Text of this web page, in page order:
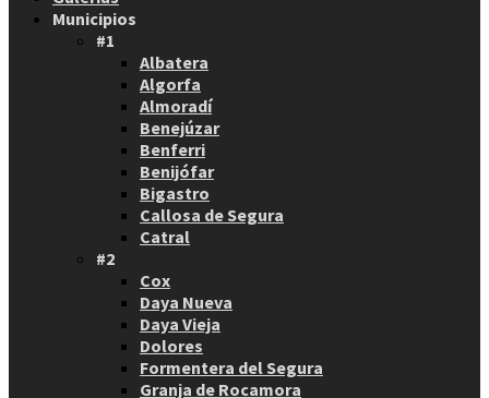
Municipios
#1
Albatera
Algorfa
Almoradí
Benejúzar
Benferri
Benijófar
Bigastro
Callosa de Segura
Catral
#2
Cox
Daya Nueva
Daya Vieja
Dolores
Formentera del Segura
Granja de Rocamora